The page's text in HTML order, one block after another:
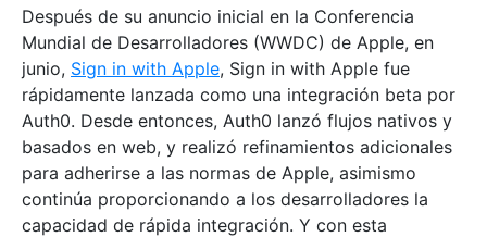
Después de su anuncio inicial en la Conferencia
Mundial de Desarrolladores (WWDC) de Apple, en
junio, Sign in with Apple, Sign in with Apple fue
rápidamente lanzada como una integración beta por
Auth0. Desde entonces, Auth0 lanzó flujos nativos y
basados en web, y realizó refinamientos adicionales
para adherirse a las normas de Apple, asimismo
continúa proporcionando a los desarrolladores la
capacidad de rápida integración. Y con esta